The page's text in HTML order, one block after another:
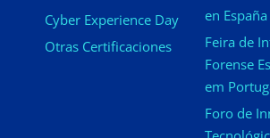
Cyber Experience Day
Otras Certificaciones
en España
Feira de
Forense
em
Foro de